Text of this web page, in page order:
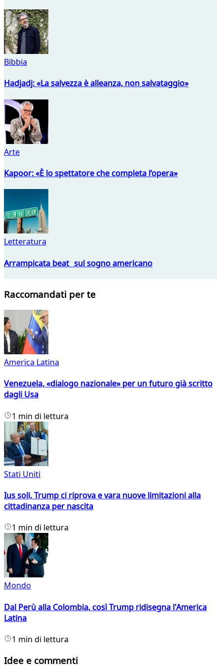
Bibbia
Hadjadj: «La salvezza è alleanza, non salvataggio»
Arte
Kapoor: «È lo spettatore che completa l’opera»
Letteratura
Arrampicata beat sul sogno americano
Raccomandati per te
America Latina
Venezuela, «dialogo nazionale» per un futuro già scritto
dagli Usa
1 min di lettura
Stati Uniti
Ius soli, Trump ci riprova e vara nuove limitazioni alla
cittadinanza per nascita
1 min di lettura
Mondo
Dal Perù alla Colombia, così Trump ridisegna l'America
Latina
1 min di lettura
Idee e commenti